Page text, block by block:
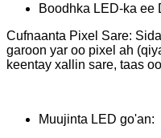
Boodhka LED-ka ee
Cufnaanta Pixel Sare:
garoon yar oo pixel ah
keentay xallin sare, taas
Muujinta LED go'an: